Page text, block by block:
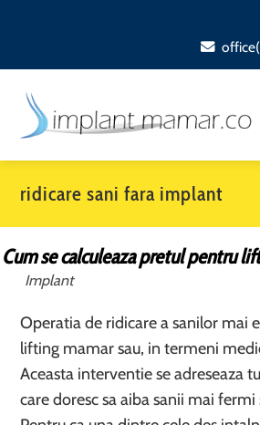
ridicare sani fara implant
Cum se calculeaza pretul pentru
Implant
Operatia de ridicare a sanilor mai
lifting mamar sau, in termeni
Aceasta interventie se adreseaza
care doresc sa aiba sanii mai